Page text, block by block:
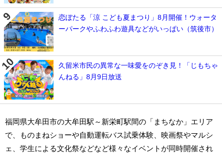
恋ぼたる「涼 こども夏まつり」8月開催！ウォータ
ーパークやふわふわ遊具などがいっぱい（筑後市）
久留米市民の異常な一味愛をのぞき見！「じもちゃ
んねる」8月9日放送
福岡県大牟田市の大牟田駅～新栄町駅間の「まちなか」エリア
で、ものまねショーや自動運転バス試乗体験、映画祭やマルシ
ェ、学生による文化祭などなど様々なイベントが同時開催され